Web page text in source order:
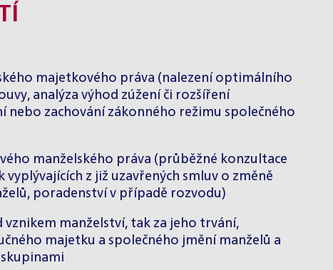
majetkového práva (nalezení optimálního
analýza výhod zúžení či rozšíření
nebo zachování zákonného režimu společného
manželského práva (průběžné konzultace
z již uzavřených smluv o změně
poradenství v případě rozvodu)
manželství, tak za jeho trvání,
majetku a společného jmění manželů a